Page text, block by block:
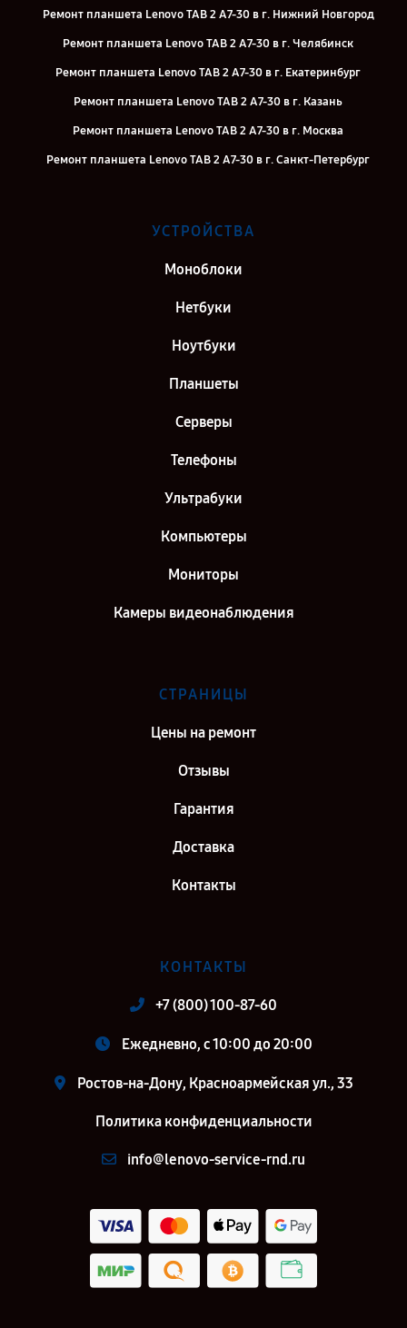
Ремонт планшета Lenovo TAB 2 A7-30 в г. Нижний Новгород
Ремонт планшета Lenovo TAB 2 A7-30 в г. Челябинск
Ремонт планшета Lenovo TAB 2 A7-30 в г. Екатеринбург
Ремонт планшета Lenovo TAB 2 A7-30 в г. Казань
Ремонт планшета Lenovo TAB 2 A7-30 в г. Москва
Ремонт планшета Lenovo TAB 2 A7-30 в г. Санкт-Петербург
УСТРОЙСТВА
Моноблоки
Нетбуки
Ноутбуки
Планшеты
Серверы
Телефоны
Ультрабуки
Компьютеры
Мониторы
Камеры видеонаблюдения
СТРАНИЦЫ
Цены на ремонт
Отзывы
Гарантия
Доставка
Контакты
КОНТАКТЫ
+7 (800) 100-87-60
Ежедневно, с 10:00 до 20:00
Ростов-на-Дону, Красноармейская ул., 33
Политика конфиденциальности
info@lenovo-service-rnd.ru